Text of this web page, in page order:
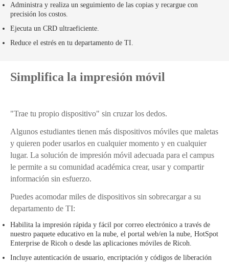
Administra y realiza un seguimiento de las copias y recargue con
precisión los costos.
Ejecuta un CRD ultraeficiente.
Reduce el estrés en tu departamento de TI.
Simplifica la impresión móvil
"Trae tu propio dispositivo" sin cruzar los dedos.
Algunos estudiantes tienen más dispositivos móviles que maletas
y quieren poder usarlos en cualquier momento y en cualquier
lugar. La solución de impresión móvil adecuada para el campus
le permite a su comunidad académica crear, usar y compartir
información sin esfuerzo.
Puedes acomodar miles de dispositivos sin sobrecargar a su
departamento de TI:
Habilita la impresión rápida y fácil por correo electrónico a través de
nuestro paquete educativo en la nube, el portal web/en la nube, HotSpot
Enterprise de Ricoh o desde las aplicaciones móviles de Ricoh.
Incluye autenticación de usuario, encriptación y códigos de liberación